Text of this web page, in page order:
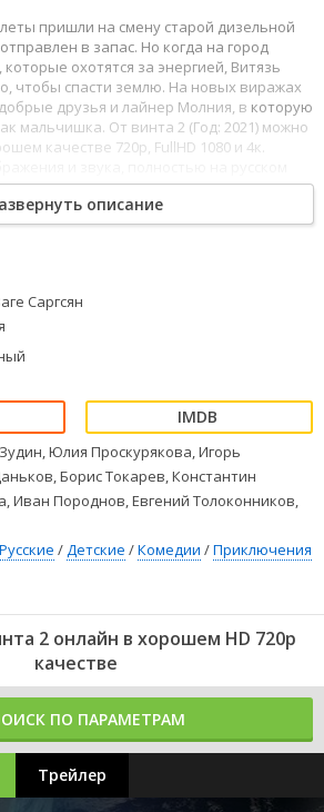
пришли на смену старой дизельной
в запас. Но когда на город
охотятся за энергией, Витязь
чтобы спасти землю. На новых виражах
друзья и лайнер Молния, в которую
мальчишка. От винта 2 (Год: 2021) можно
качестве 720p, FullHD 1080 и 4к.
описание
Саргсян
Юлия Проскурякова, Игорь
Борис Токарев, Константин
Иван Породнов, Евгений Толоконников,
Русские /Детские /Комедии /Приключения
2 онлайн в хорошем HD 720p
качестве
ПО ПАРАМЕТРАМ
Трейлер